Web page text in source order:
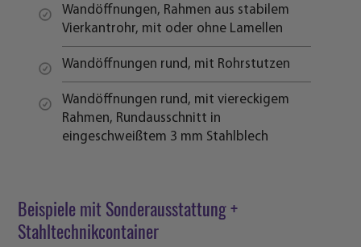
Wandöffnungen, Rahmen aus stabilem
Vierkantrohr, mit oder ohne Lamellen
Wandöffnungen rund, mit Rohrstutzen
Wandöffnungen rund, mit viereckigem
Rahmen, Rundausschnitt in
eingeschweißtem 3 mm Stahlblech
Beispiele mit Sonderausstattung +
Stahltechnikcontainer